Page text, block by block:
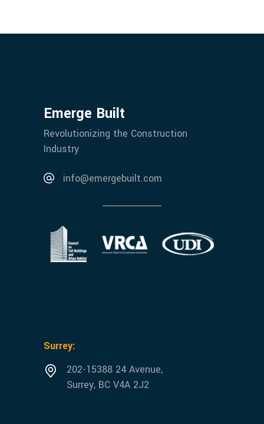
Emerge Built
Revolutionizing the Construction
Industry
info@emergebuilt.com
Surrey:
202-15388 24 Avenue,
Surrey, BC V4A 2J2